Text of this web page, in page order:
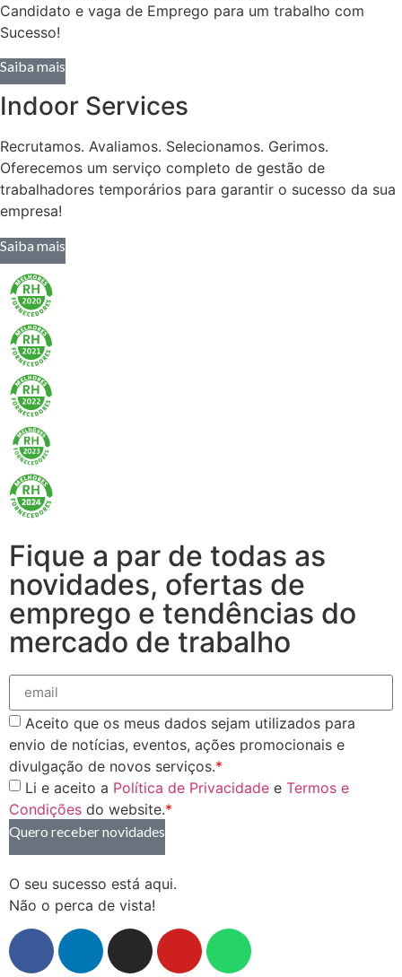
Candidato e vaga de Emprego para um trabalho com
Sucesso!
Saiba mais
Indoor Services
Recrutamos. Avaliamos. Selecionamos. Gerimos.
Oferecemos um serviço completo de gestão de
trabalhadores temporários para garantir o sucesso da sua
empresa!
Saiba mais
Fique a par de todas as
novidades, ofertas de
emprego e tendências do
mercado de trabalho
Aceito que os meus dados sejam utilizados para
envio de notícias, eventos, ações promocionais e
divulgação de novos serviços.*
Li e aceito a Política de Privacidade e Termos e
Condições do website.*
Quero receber novidades
O seu sucesso está aqui.
Não o perca de vista!